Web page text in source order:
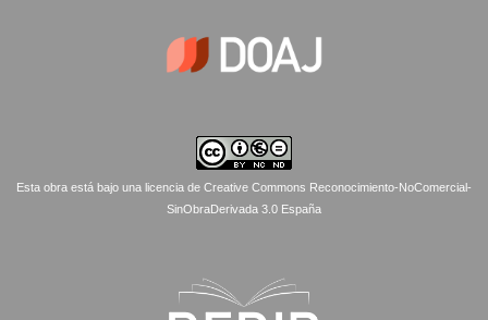
Esta obra está bajo una licencia de Creative Commons Reconocimiento-NoComercial-
SinObraDerivada 3.0 España